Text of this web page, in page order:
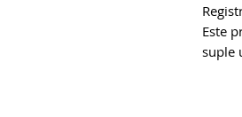
Este
suple